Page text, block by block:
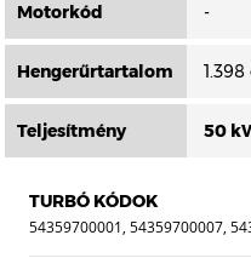
Motorkód -
Hengerűrtartalom
Teljesítmény 50
TURBÓ KÓDOK
54359700001, 54359700007,
54359710009, 54359880001,